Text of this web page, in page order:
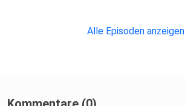
Alle Episoden anzeigen